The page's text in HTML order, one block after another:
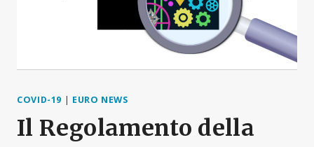
COVID-19 | EURO NEWS
Il Regolamento della